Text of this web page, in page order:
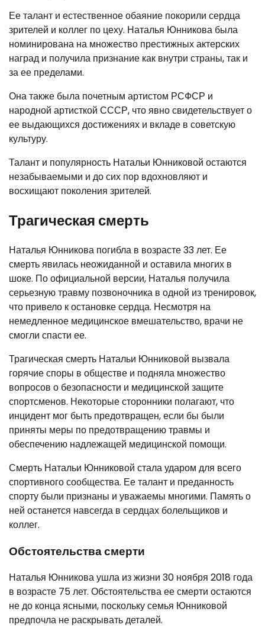
Ее талант и естественное обаяние покорили сердца
зрителей и коллег по цеху. Наталья Юнникова была
номинирована на множество престижных актерских
наград и получила признание как внутри страны, так и
за ее пределами.
Она также была почетным артистом РСФСР и
народной артисткой СССР, что явно свидетельствует о
ее выдающихся достижениях и вкладе в советскую
культуру.
Талант и популярность Натальи Юнниковой остаются
незабываемыми и до сих пор вдохновляют и
восхищают поколения зрителей.
Трагическая смерть
Наталья Юнникова погибла в возрасте 33 лет. Ее
смерть явилась неожиданной и оставила многих в
шоке. По официальной версии, Наталья получила
серьезную травму позвоночника в одной из тренировок,
что привело к остановке сердца. Несмотря на
немедленное медицинское вмешательство, врачи не
смогли спасти ее.
Трагическая смерть Натальи Юнниковой вызвала
горячие споры в обществе и подняла множество
вопросов о безопасности и медицинской защите
спортсменов. Некоторые сторонники полагают, что
инцидент мог быть предотвращен, если бы были
приняты меры по предотвращению травмы и
обеспечению надлежащей медицинской помощи.
Смерть Натальи Юнниковой стала ударом для всего
спортивного сообщества. Ее талант и преданность
спорту были признаны и уважаемы многими. Память о
ней останется навсегда в сердцах болельщиков и
коллег.
Обстоятельства смерти
Наталья Юнникова ушла из жизни 30 ноября 2018 года
в возрасте 75 лет. Обстоятельства ее смерти остаются
не до конца ясными, поскольку семья Юнниковой
предпочла не раскрывать деталей.